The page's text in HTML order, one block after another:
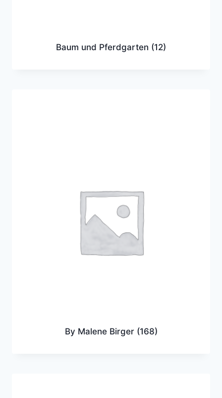
Baum und Pferdgarten (12)
By Malene Birger (168)